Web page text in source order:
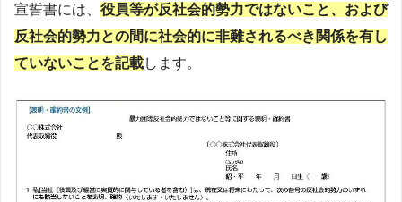
宣誓書には、 役員等が反社会的勢力ではないこと、および
反社会的勢力との間に社会的に非難されるべき関係を有し
ていないことを記載します。